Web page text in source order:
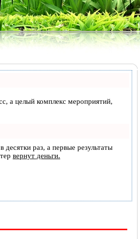
а целый комплекс мероприятий,
десятки раз, а первые результаты
вернут деньги.